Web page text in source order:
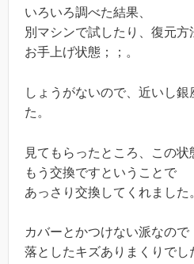
いろいろ調べた結果、
別マシンで試したり、復元
お手上げ状態；；。
しょうがないので、近いし
た。
見てもらったところ、この状
もう交換ですということで
あっさり交換してくれました
カバーとかつけない派なので
落としたキズありまくりでし